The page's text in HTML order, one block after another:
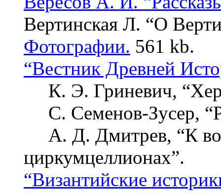
Вертинская Л. “О
Фотографии. 561 kb.
“Вестник Древней
К. Э. Гриневич,
С. Семенов-Зусер,
А. Д. Дмитрев, “К
циркумцеллионах”.
“Византийские